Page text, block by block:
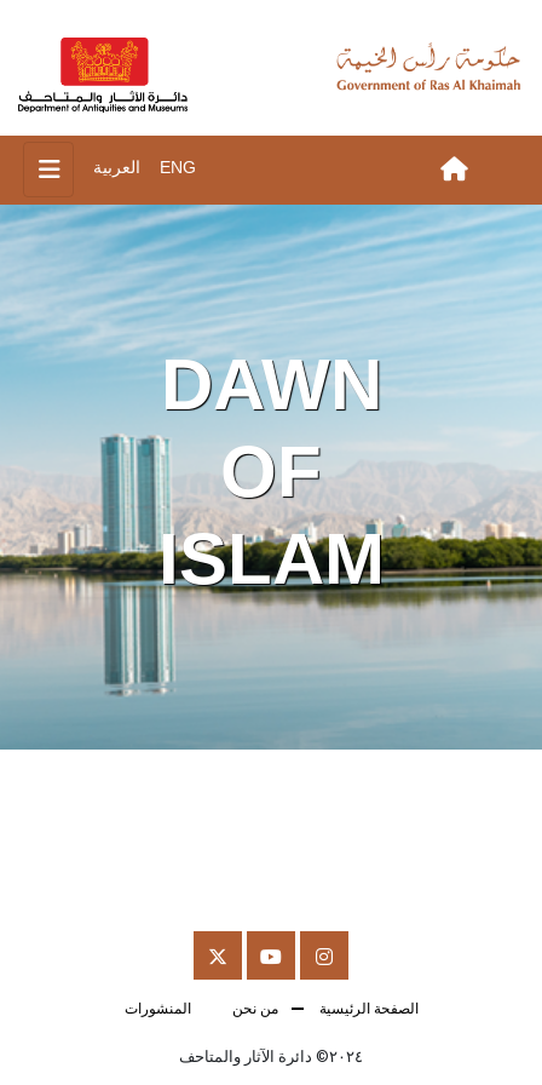
ENG العربية
DAWN
OF
ISLAM
الصفحة الرئيسية من نحن المنشورات
٢٠٢٤© دائرة الآثار والمتاحف